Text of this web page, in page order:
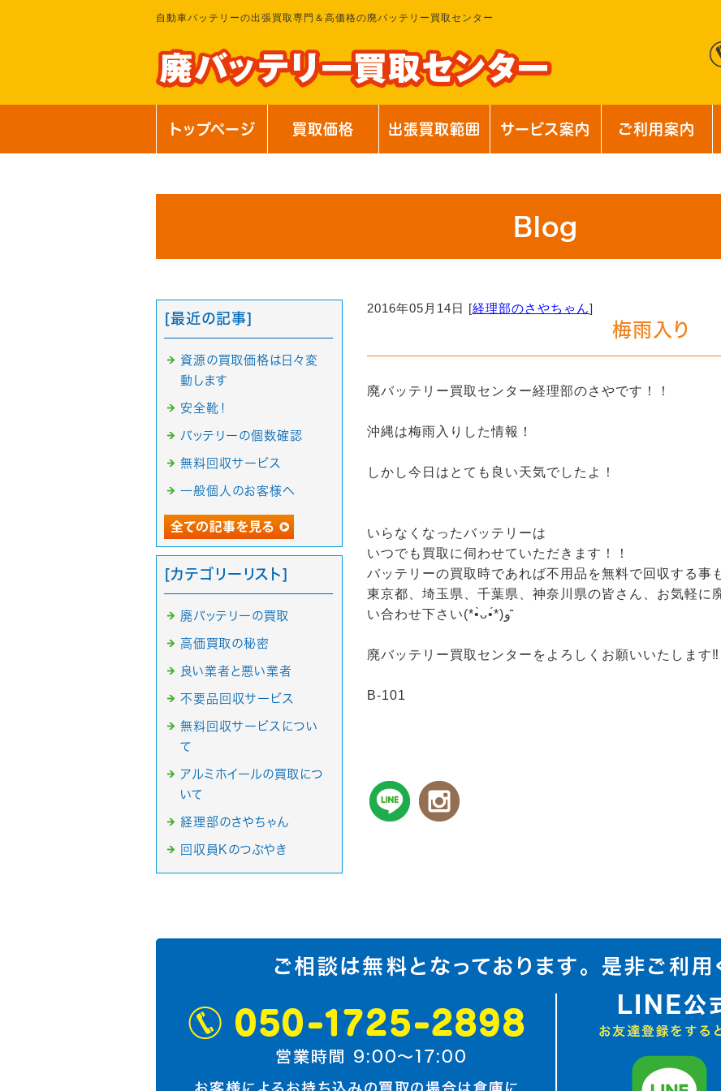
自動車バッテリーの出張買取専門＆高価格の廃バッテリー買取センター
トップページ 買取価格 出張買取範囲 サービス案内 ご利用案内
Blog
2016年05月14日 [経理部のさやちゃん]
梅雨入り
廃バッテリー買取センター経理部のさやです！！
沖縄は梅雨入りした情報！
しかし今日はとても良い天気でしたよ！
いらなくなったバッテリーは
いつでも買取に伺わせていただきます！！
バッテリーの買取時であれば不用品を無料で回収する事
東京都、埼玉県、千葉県、神奈川県の皆さん、お気軽に
い合わせ下さい(*•̀ᴗ•́*)و ̑̑
廃バッテリー買取センターをよろしくお願いいたします‼
B-101
[最近の記事]
資源の買取価格は日々変
動します
安全靴！
バッテリーの個数確認
無料回収サービス
一般個人のお客様へ
[カテゴリーリスト]
廃バッテリーの買取
高価買取の秘密
良い業者と悪い業者
不要品回収サービス
無料回収サービスについ
て
アルミホイールの買取につ
いて
経理部のさやちゃん
回収員Kのつぶやき